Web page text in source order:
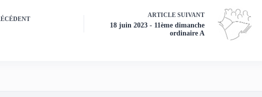
ARTICLE SUIVANT
18 juin 2023 - 11ème dimanche
ordinaire A